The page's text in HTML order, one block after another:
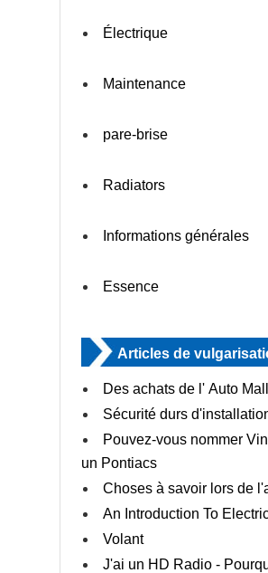
Électrique
Maintenance
pare-brise
Radiators
Informations générales
Essence
Articles de
Des achats de l' Auto Mall
Sécurité durs
Pouvez-vous nommer
un Pontiacs
Choses à savoir lors de
An Introduction To
Volant
J'ai un HD Radio -